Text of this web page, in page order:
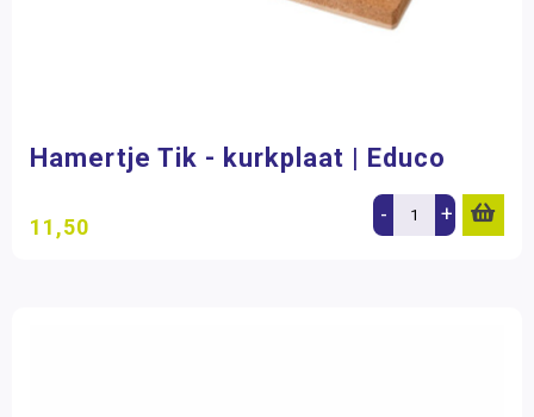
Hamertje Tik - kurkplaat | Educo
11,50 - +